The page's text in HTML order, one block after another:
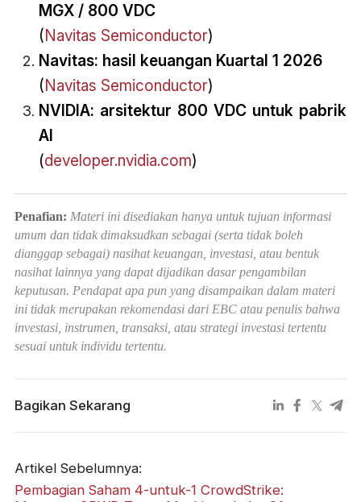
MGX / 800 VDC
(Navitas Semiconductor)
Navitas: hasil keuangan Kuartal 1 2026
(Navitas Semiconductor)
NVIDIA: arsitektur 800 VDC untuk pabrik
AI
(developer.nvidia.com)
Penafian: Materi ini disediakan hanya untuk tujuan informasi
umum dan tidak dimaksudkan sebagai (serta tidak boleh
dianggap sebagai) nasihat keuangan, investasi, atau bentuk
nasihat lainnya yang dapat dijadikan dasar pengambilan
keputusan. Pendapat apa pun yang disampaikan dalam materi
ini tidak merupakan rekomendasi dari EBC atau penulis bahwa
investasi, instrumen, transaksi, atau strategi investasi tertentu
sesuai untuk individu tertentu.
Bagikan Sekarang
Artikel Sebelumnya:
Pembagian Saham 4-untuk-1 CrowdStrike: